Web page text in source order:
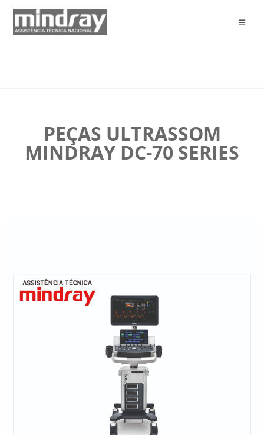
PEÇAS ULTRASSOM
MINDRAY DC-70 SERIES